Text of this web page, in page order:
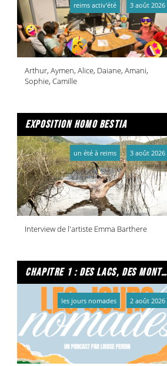
Arthur, Aymen, Alice, Daiane, Amani,
Sophie, Camille
reims activ'été 3 août 2026
exposition homo bestia
Interview de l'artiste Emma Barthere
un été à reims 3 août 2026
chapitre 1 : des lacs, des montagnes et due caffe per favore
les jours nomades 2 août 2026